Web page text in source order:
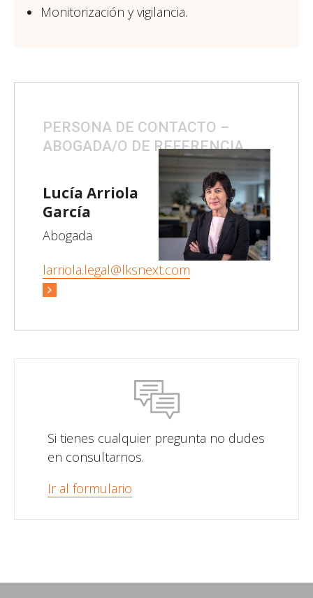
Monitorización y vigilancia.
PERSONA DE CONTACTO –
ABOGADA/O DE REFERENCIA
Lucía Arriola
García
Abogada
larriola.legal@lksnext.com
Si tienes cualquier pregunta no dudes
en consultarnos.
Ir al formulario